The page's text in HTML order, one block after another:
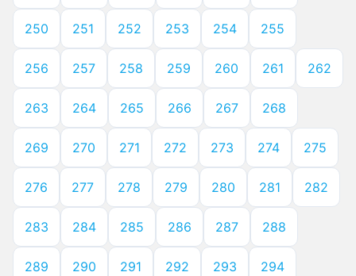
250 251 252 253 254 255
256 257 258 259 260 261 262
263 264 265 266 267 268
269 270 271 272 273 274 275
276 277 278 279 280 281 282
283 284 285 286 287 288
289 290 291 292 293 294